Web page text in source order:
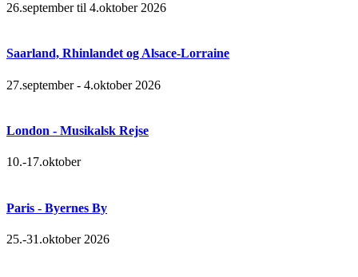
26.september til 4.oktober 2026
Saarland, Rhinlandet og Alsace-Lorraine
27.september - 4.oktober 2026
London - Musikalsk Rejse
10.-17.oktober
Paris - Byernes By
25.-31.oktober 2026